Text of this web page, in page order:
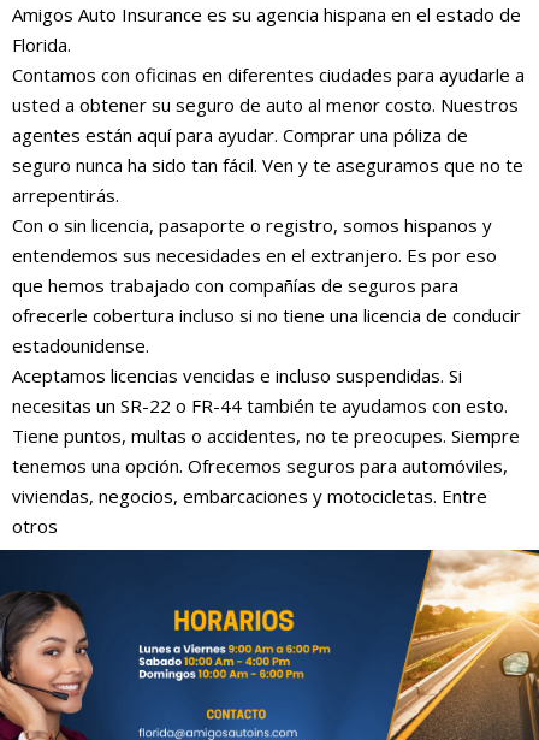
Amigos Auto Insurance es su agencia hispana en el estado de
Florida.
Contamos con oficinas en diferentes ciudades para ayudarle a
usted a obtener su seguro de auto al menor costo. Nuestros
agentes están aquí para ayudar. Comprar una póliza de
seguro nunca ha sido tan fácil. Ven y te aseguramos que no te
arrepentirás.
Con o sin licencia, pasaporte o registro, somos hispanos y
entendemos sus necesidades en el extranjero. Es por eso
que hemos trabajado con compañías de seguros para
ofrecerle cobertura incluso si no tiene una licencia de conducir
estadounidense.
Aceptamos licencias vencidas e incluso suspendidas. Si
necesitas un SR-22 o FR-44 también te ayudamos con esto.
Tiene puntos, multas o accidentes, no te preocupes. Siempre
tenemos una opción. Ofrecemos seguros para automóviles,
viviendas, negocios, embarcaciones y motocicletas. Entre
otros